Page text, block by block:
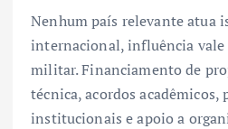
Nenhum país relevante atua
internacional, influência
militar. Financiamento de
técnica, acordos acadêmicos,
institucionais e apoio a